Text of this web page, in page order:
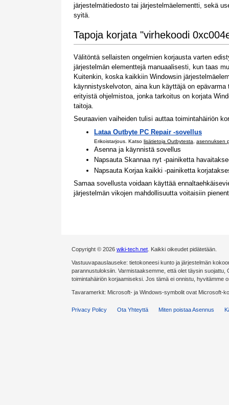
järjestelmätiedosto tai järjestelmäelementti, sekä
syitä.
Tapoja korjata "virhekoodi
Välitöntä sellaisten ongelmien korjausta varten
järjestelmän elementtejä manuaalisesti, kun taas
Kuitenkin, koska kaikkiin Windowsin
käynnistyskelvoton, aina kun käyttäjä on
erityistä ohjelmistoa, jonka tarkoitus on korjata
taitoja.
Seuraavien vaiheiden tulisi auttaa toimintahäiriön
Lataa Outbyte PC Repair -sovellus
Erikoistarjous. Katso lisätietoja Outbytesta asennuksen
Asenna ja käynnistä sovellus
Napsauta Skannaa nyt -painiketta
Napsauta Korjaa kaikki -painiketta
Samaa sovellusta voidaan käyttää
järjestelmän vikojen mahdollisuutta voitaisiin
Copyright © 2026 wiki-tech.net . Kaikki oikeudet pidätetään.
Vastuuvapauslauseke: tietokoneesi kunto ja järjestelmän
parannustuloksiin. Varmistaaksemme, että olet täysin
toimintahäiriön korjaamiseksi. Jos tämä ei onnistu,
Tavaramerkit: Microsoft- ja Windows-symbolit ovat Microsoft-
Privacy Policy Ota Yhteyttä Miten poistaa Asennus